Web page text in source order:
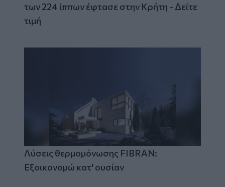
των 224 ίππων έφτασε στην Κρήτη - Δείτε
τιμή
Λύσεις θερμομόνωσης FIBRAN:
Εξοικονομώ κατ' ουσίαν